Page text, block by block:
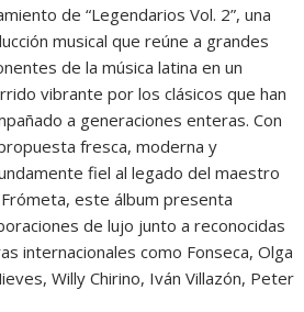
de “Legendarios Vol. 2”, una
musical que reúne a grandes
de la música latina en un
vibrante por los clásicos que han
a generaciones enteras. Con
fresca, moderna y
fiel al legado del maestro
este álbum presenta
de lujo junto a reconocidas
internacionales como Fonseca, Olga
Willy Chirino, Iván Villazón, Peter